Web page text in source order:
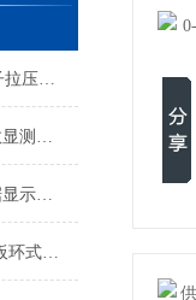
S型数显测力计20吨 S型电子拉压力计 S型数字式拉压力测试仪厂家
经济型数显测力计 简易型数显测力计 便携手持式测力计2KN
数据存储数显测力计 存数据显示拉力计 数显推拉力计数据导出
0-200吨板环式数显测力计 板环式拉力测量仪 板环型数字测力仪厂家